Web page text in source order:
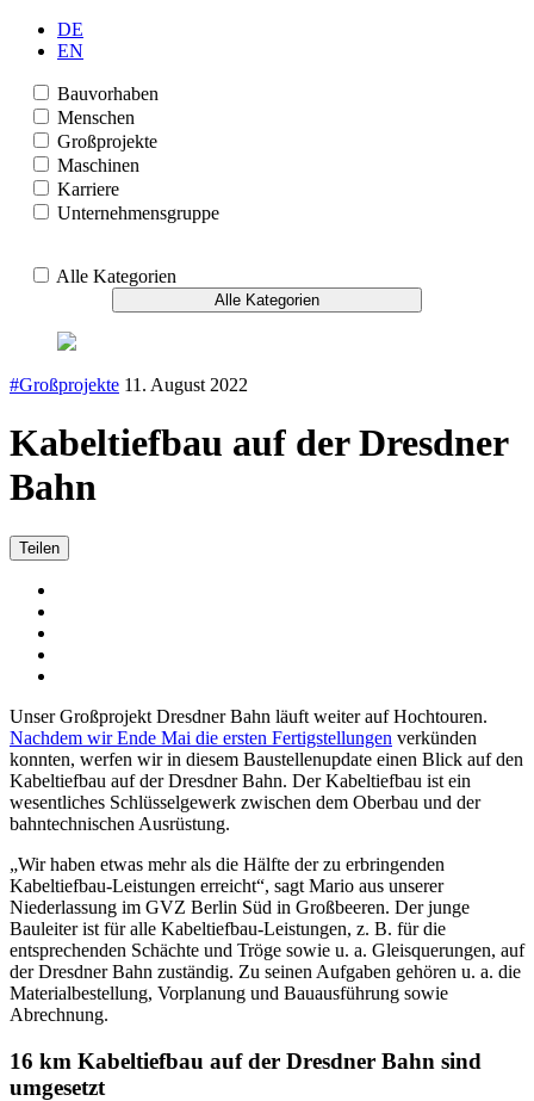
DE
EN
Bauvorhaben
Menschen
Großprojekte
Maschinen
Karriere
Unternehmensgruppe
Alle Kategorien
Alle Kategorien
#Großprojekte 11. August 2022
Kabeltiefbau auf der Dresdner
Bahn
Teilen
Unser Großprojekt Dresdner Bahn läuft weiter auf Hochtouren.
Nachdem wir Ende Mai die ersten Fertigstellungen verkünden
konnten, werfen wir in diesem Baustellenupdate einen Blick auf den
Kabeltiefbau auf der Dresdner Bahn. Der Kabeltiefbau ist ein
wesentliches Schlüsselgewerk zwischen dem Oberbau und der
bahntechnischen Ausrüstung.
„Wir haben etwas mehr als die Hälfte der zu erbringenden
Kabeltiefbau-Leistungen erreicht“, sagt Mario aus unserer
Niederlassung im GVZ Berlin Süd in Großbeeren. Der junge
Bauleiter ist für alle Kabeltiefbau-Leistungen, z. B. für die
entsprechenden Schächte und Tröge sowie u. a. Gleisquerungen, auf
der Dresdner Bahn zuständig. Zu seinen Aufgaben gehören u. a. die
Materialbestellung, Vorplanung und Bauausführung sowie
Abrechnung.
16 km Kabeltiefbau auf der Dresdner Bahn sind
umgesetzt